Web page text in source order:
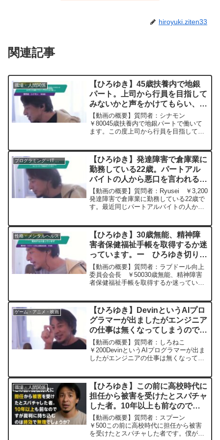
hiroyuki.ziten33
関連記事
職場・人間関係
【ひろゆき】45歳扶養内で地銀
パート。上司から行員を目指して
みないかと声をかけてもらい、資
格を取得挑戦。あやちゃん頑張っ
てといってもらえると嬉しいー
ひろゆき切り抜き 20250628
【動画の概要】質問者：シナモン
￥80045歳扶養内で地銀パートで働いて
ます。この度上司から行員を目指してみ
も年齢だし不安でいっぱいですが、ひろ
ゆきさんにあやちゃん頑張...
プログラミング・IT業界
【ひろゆき】発達障害で倉庫業に
勤務している22歳。パートアル
バイトの人から悪口を言われる。
ICレコーダーで録音はしていま
す。ー ひろゆき切り抜き
20240509
【動画の概要】質問者：Ryusei ￥3,200
発達障害で倉庫業に勤務している22歳で
す。最近同じパートアルバイトの人から
摘してもお前に直して貰えないから言う
のを諦め...
性格・メンタルヘルス
【ひろゆき】30歳無能、精神障
害者保健福祉手帳を取得するか迷
っています。ー ひろゆき切り抜
き 20240228
【動画の概要】質問者：ラブドール向上
委員会会長 ￥50030歳無能、精神障害
者保健福祉手帳を取得するか迷っていま
ありません。休んで半年経ちそろそろ復
帰したいのですが手帳...
ゲーム・アニメ・映画
【ひろゆき】DevinというAIプロ
グラマーが出ましたがエンジニア
の仕事は無くなってしまうのでし
ょうか。ー ひろゆき切り抜き
20240314
【動画の概要】質問者：しろねこ
￥200DevinというAIプログラマーが出ま
したがエンジニアの仕事は無くなってし
BLONDEを呑みながら 2024/03/14 J...
職場・人間関係
【ひろゆき】この前に高校時代に
担任から被害を受けたとスパチャ
した者。10年以上も前なのです
が裁判に持ち込むのは時効で無理
でしょうか？ー ひろゆき切り抜
き 20250915
【動画の概要】質問者：スプーン
￥500この前に高校時代に担任から被害
を受けたとスパチャした者です。僕が被